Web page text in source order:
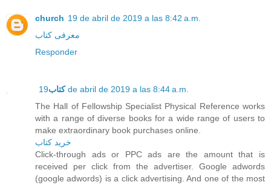
church 19 de abril de 2019 a las 8:42 a.m.
معرفی کتاب
Responder
کتاب19 de abril de 2019 a las 8:44 a.m.
The Hall of Fellowship Specialist Physical Reference works
with a range of diverse books for a wide range of users to
make extraordinary book purchases online.
خرید کتاب
Click-through ads or PPC ads are the amount that is
received per click from the advertiser. Google adwords
(google adwords) is a click advertising. And one of the most